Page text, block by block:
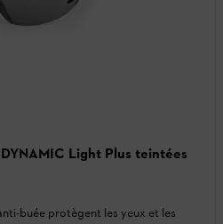
Light Plus teintées
buée protègent les yeux et les